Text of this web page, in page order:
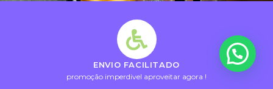
ENVIO FACILITADO
promoção imperdivel aproveitar agora !